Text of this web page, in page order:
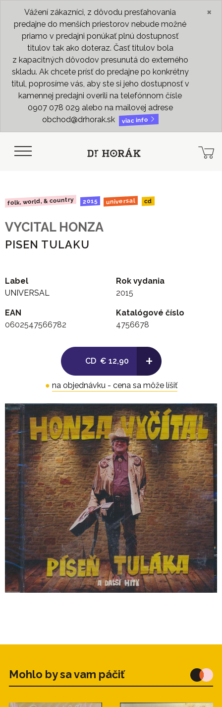
Vážení zákazníci, z dôvodu presťahovania
predajne do menších priestorov nebude možné
priamo v predajni ponúkať plnú dostupnosť
titulov tak ako doteraz. Časť titulov bola
z kapacitných dôvodov presunutá do externého
skladu. Ak chcete prísť do predajne po konkrétny
titul, poprosíme vás, aby ste si jeho dostupnosť v
kamennej predajni overili na telefónnom čísle
0907 078 029 alebo na mailovej adrese
obchod@drhorak.sk
viac info
×
folk, world, & country 2015 universal cd
VYCITAL HONZA
PISEN TULAKU
Label
UNIVERSAL
Rok vydania
2015
EAN
0602547566782
Katalógové číslo
4756678
CD € 12,90 +
● na objednávku - cena sa môže líšiť
Mohlo by sa vam páčiť